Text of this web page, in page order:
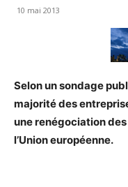
10 mai 2013
Selon un sondage
majorité des
une renégociation
l’Union européenne.